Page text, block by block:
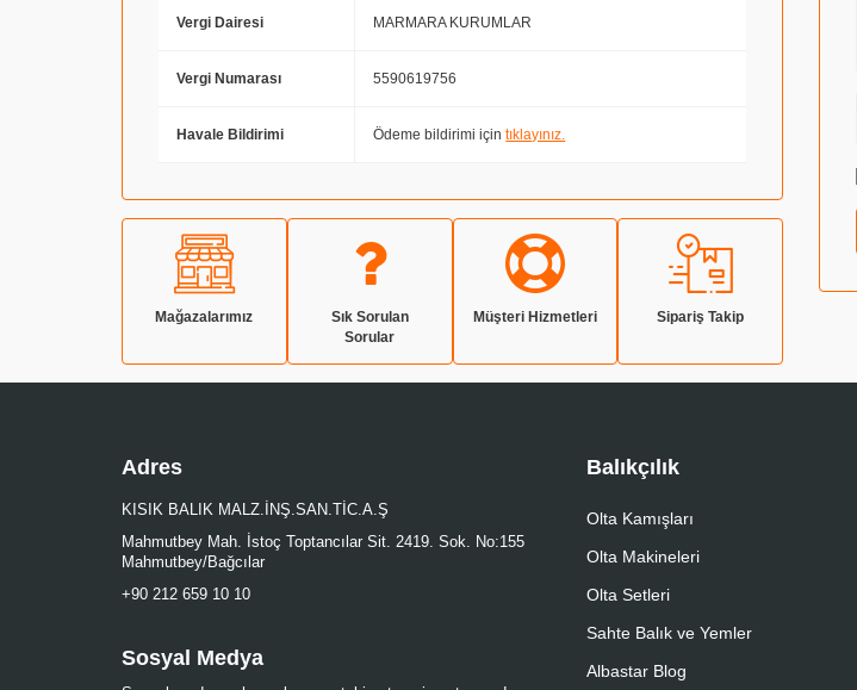
Vergi Dairesi MARMARA KURUMLAR
Vergi Numarası 5590619756
Havale Bildirimi Ödeme bildirimi içintıklayınız.
Mağazalarımız
Sık Sorulan
Sorular
Müşteri Hizmetleri Sipariş Takip
Adres
KISIK BALIK MALZ.İNŞ.SAN.TİC.A.Ş
Mahmutbey Mah. İstoç Toptancılar Sit. 2419. Sok. No:155
Mahmutbey/Bağcılar
+90 212 659 10 10
Sosyal Medya
Balıkçılık
Olta Kamışları
Olta Makineleri
Olta Setleri
Sahte Balık ve Yemler
Albastar Blog